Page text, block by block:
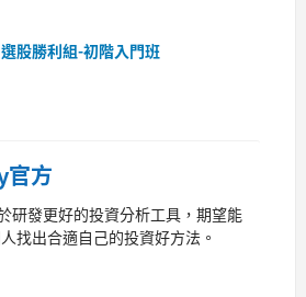
選股勝利組-初階入門班
官方
研發更好的投資分析工具，期望能
找出合適自己的投資好方法。